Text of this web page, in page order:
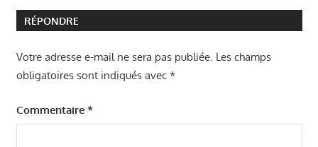
RÉPONDRE
Votre adresse e-mail ne sera pas publiée. Les champs
obligatoires sont indiqués avec *
Commentaire *